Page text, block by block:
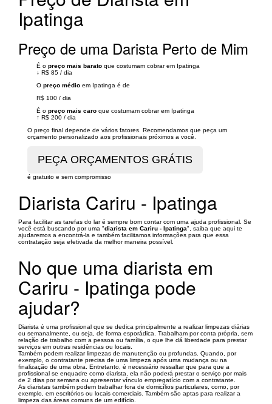
Ipatinga
Preço de uma Darista Perto de Mim
É o preço mais barato que costumam cobrar em Ipatinga
↓ R$ 85 / dia
O preço médio em Ipatinga é de
R$ 100 / dia
É o preço mais caro que costumam cobrar em Ipatinga
↑ R$ 200 / dia
O preço final depende de vários fatores. Recomendamos que peça um
orçamento personalizado aos profissionais próximos a você.
é gratuito e sem compromisso
Diarista Cariru - Ipatinga
Para facilitar as tarefas do lar é sempre bom contar com uma ajuda profissional. Se
você está buscando por uma "diarista em Cariru - Ipatinga", saiba que aqui te
ajudaremos a encontrá-la e também facilitamos informações para que essa
contratação seja efetivada da melhor maneira possível.
No que uma diarista em
Cariru - Ipatinga pode
ajudar?
Diarista é uma profissional que se dedica principalmente a realizar limpezas diárias
ou semanalmente, ou seja, de forma esporádica. Trabalham por conta própria, sem
relação de trabalho com a pessoa ou família, o que lhe dá liberdade para prestar
serviços em outras residências ou locais.
Também podem realizar limpezas de manutenção ou profundas. Quando, por
exemplo, o contratante precisa de uma limpeza após uma mudança ou na
finalização de uma obra. Entretanto, é necessário ressaltar que para que a
profissional se enquadre como diarista, ela não poderá prestar o serviço por mais
de 2 dias por semana ou apresentar vínculo empregatício com a contratante.
As diaristas também podem trabalhar fora de domicílios particulares, como, por
exemplo, em escritórios ou locais comerciais. Também são aptas para realizar a
limpeza das áreas comuns de um edifício.